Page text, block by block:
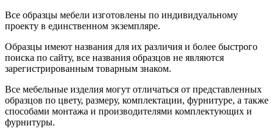
Все образцы мебели изготовлены по индивидуальному
проекту в единственном экземпляре.
Образцы имеют названия для их различия и более быстрого
поиска по сайту, все названия образцов не являются
зарегистрированным товарным знаком.
Все мебельные изделия могут отличаться от представленных
образцов по цвету, размеру, комплектации, фурнитуре, а также
способами монтажа и производителями комплектующих и
фурнитуры.